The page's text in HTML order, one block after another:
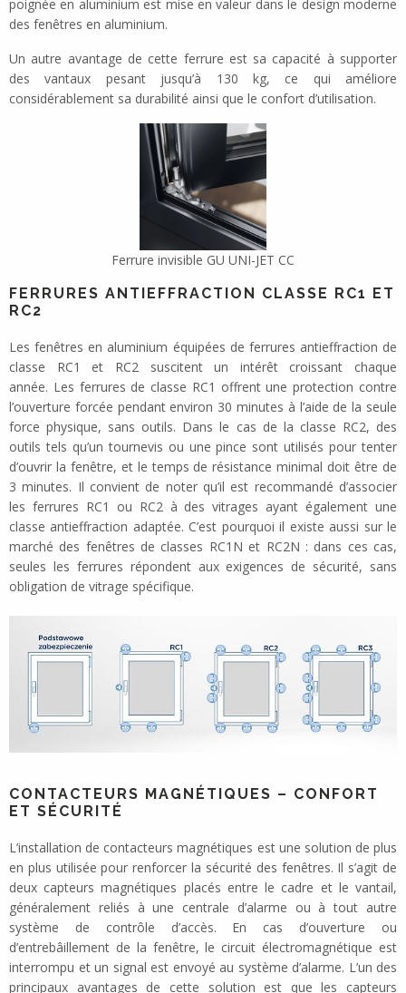
poignée en aluminium est mise en valeur dans le design moderne
des fenêtres en aluminium.
Un autre avantage de cette ferrure est sa capacité à supporter
des vantaux pesant jusqu’à 130 kg, ce qui améliore
considérablement sa durabilité ainsi que le confort d’utilisation.
Ferrure invisible GU UNI-JET CC
FERRURES ANTIEFFRACTION CLASSE RC1 ET
RC2
Les fenêtres en aluminium équipées de ferrures antieffraction de
classe RC1 et RC2 suscitent un intérêt croissant chaque
année. Les ferrures de classe RC1 offrent une protection contre
l’ouverture forcée pendant environ 30 minutes à l’aide de la seule
force physique, sans outils. Dans le cas de la classe RC2, des
outils tels qu’un tournevis ou une pince sont utilisés pour tenter
d’ouvrir la fenêtre, et le temps de résistance minimal doit être de
3 minutes. Il convient de noter qu’il est recommandé d’associer
les ferrures RC1 ou RC2 à des vitrages ayant également une
classe antieffraction adaptée. C’est pourquoi il existe aussi sur le
marché des fenêtres de classes RC1N et RC2N : dans ces cas,
seules les ferrures répondent aux exigences de sécurité, sans
obligation de vitrage spécifique.
CONTACTEURS MAGNÉTIQUES – CONFORT
ET SÉCURITÉ
L’installation de contacteurs magnétiques est une solution de plus
en plus utilisée pour renforcer la sécurité des fenêtres. Il s’agit de
deux capteurs magnétiques placés entre le cadre et le vantail,
généralement reliés à une centrale d’alarme ou à tout autre
système de contrôle d’accès. En cas d’ouverture ou
d’entrebâillement de la fenêtre, le circuit électromagnétique est
interrompu et un signal est envoyé au système d’alarme. L’un des
principaux avantages de cette solution est que les capteurs